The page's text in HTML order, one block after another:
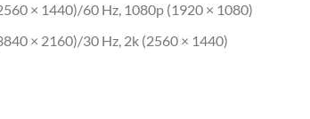
× 1440)/60 Hz, 1080p (1920 × 1080)
× 2160)/30 Hz, 2k (2560 × 1440)